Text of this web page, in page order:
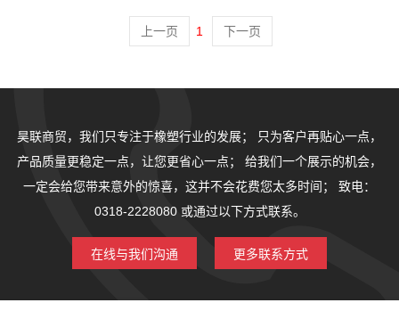
上一页 1 下一页
昊联商贸，我们只专注于橡塑行业的发展；
只为客户再贴心一点，
产品质量更稳定一点，让您更省心一点；
给我们一个展示的机会，
一定会给您带来意外的惊喜，这并不会花费您太多时间；
致电：
0318-2228080 或通过以下方式联系。
在线与我们沟通 更多联系方式